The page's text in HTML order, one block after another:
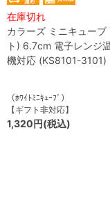
在庫切れ
カラーズ ミニキューブ
ト) 6.7cm 電子レンジ
機対応 (KS8101-3101)
（ﾎﾜｲﾄﾐﾆｷｭｰﾌﾞ）
【ギフト非対応】
1,320円(税込)